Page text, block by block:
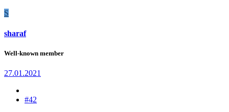
S
sharaf
Well-known member
27.01.2021
#42